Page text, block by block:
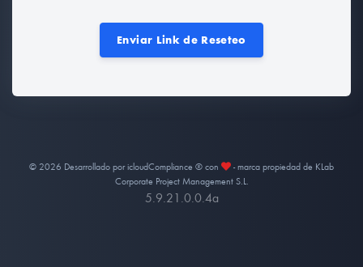
Enviar Link de Reseteo
© 2026 Desarrollado por icloudCompliance ® con
- marca propiedad de KLab
Corporate Project Management S.L.
5.9.21.0.0.4a